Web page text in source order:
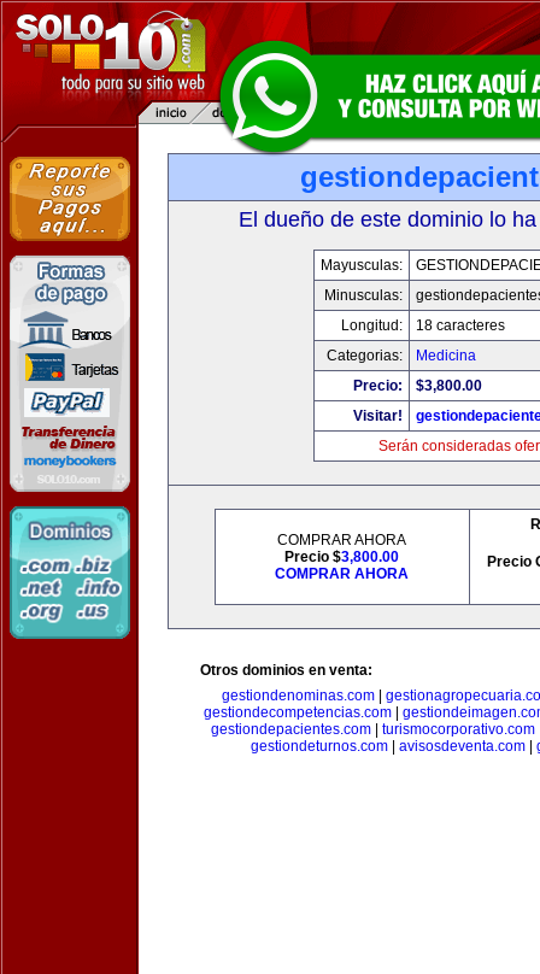
El dueño de este dominio lo
Mayusculas:
Minusculas:
Longitud:
18 caracteres
Categorias:
Medicina
Precio:
$3,800.00
Visitar!
Serán consideradas
COMPRAR AHORA
Precio $3,800.00
COMPRAR AHORA
Precio
Otros dominios en venta:
gestiondenominas.com|
gestiondecompetencias.com|
gestiondepacientes.com| turismocorporativo.com
gestiondeturnos.com| avisosdeventa.com|